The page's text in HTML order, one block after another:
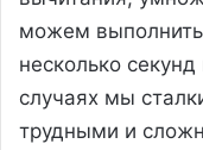
можем
несколько
случаях мы
трудными и